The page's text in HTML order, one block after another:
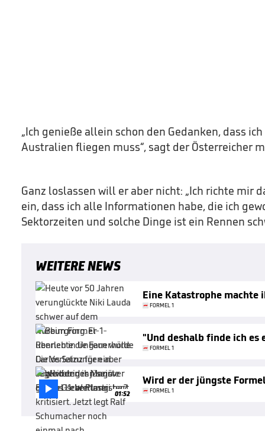
„Ich genieße allein schon den Gedanken, dass
Australien fliegen muss“, sagt der Österreicher
Ganz loslassen will er aber nicht: „Ich richte mir
ein, dass ich alle Informationen habe, die ich
Sektorzeiten und solche Dinge ist ein Rennen
WEITERE NEWS
Eine Katastrophe machte
FORMEL 1
"Und deshalb finde ich
FORMEL 1
 01:52
Wird er der jüngste
FORMEL 1